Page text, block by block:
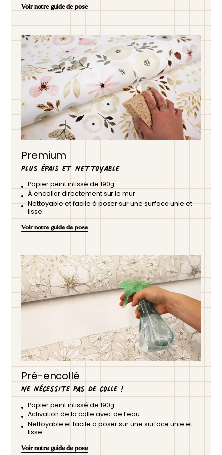
Voir notre guide de pose
Premium
Plus épais et nettoyable
Papier peint intissé de 190g
À encoller directement sur le mur
Nettoyable et facile à poser sur une surface unie et
lisse.
Voir notre guide de pose
Pré-encollé
Ne nécessite pas de colle !
Papier peint intissé de 190g
Activation de la colle avec de l’eau
Nettoyable et facile à poser sur une surface unie et
lisse.
Voir notre guide de pose